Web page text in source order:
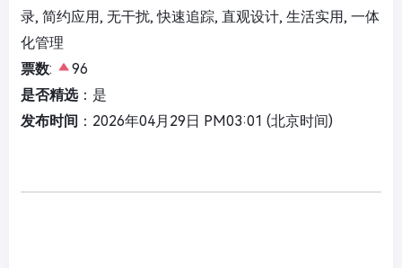
录, 简约应用, 无干扰, 快速追踪, 直观设计, 生活实用, 一体
化管理
票数:
96
是否精选：是
发布时间 ：2026年04月29日 PM03:01 (北京时间)